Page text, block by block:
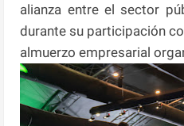
alianza entre el sector
durante su participación
almuerzo empresarial